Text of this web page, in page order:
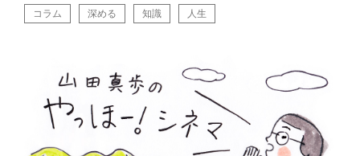
コラム 深める 知識 人生